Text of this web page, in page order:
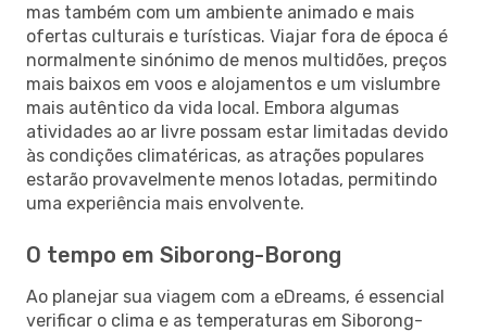
mas também com um ambiente animado e mais
ofertas culturais e turísticas. Viajar fora de época é
normalmente sinónimo de menos multidões, preços
mais baixos em voos e alojamentos e um vislumbre
mais autêntico da vida local. Embora algumas
atividades ao ar livre possam estar limitadas devido
às condições climatéricas, as atrações populares
estarão provavelmente menos lotadas, permitindo
uma experiência mais envolvente.
O tempo em Siborong-Borong
Ao planejar sua viagem com a eDreams, é essencial
verificar o clima e as temperaturas em Siborong-